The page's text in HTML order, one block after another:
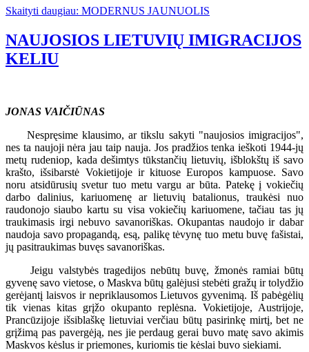
Skaityti daugiau: MODERNUS JAUNUOLIS
NAUJOSIOS LIETUVIŲ IMIGRACIJOS
KELIU
JONAS VAIČIŪNAS
Nespręsime klausimo, ar tikslu sakyti "naujosios imigracijos",
nes ta naujoji nėra jau taip nauja. Jos pradžios tenka ieškoti 1944-jų
metų rudeniop, kada dešimtys tūkstančių lietuvių, išblokštų iš savo
krašto, išsibarstė Vokietijoje ir kituose Europos kampuose. Savo
noru atsidūrusių svetur tuo metu vargu ar būta. Patekę į vokiečių
darbo dalinius, kariuomenę ar lietuvių batalionus, traukėsi nuo
raudonojo siaubo kartu su visa vokiečių kariuomene, tačiau tas jų
traukimasis irgi nebuvo savanoriškas. Okupantas naudojo ir dabar
naudoja savo propagandą, esą, palikę tėvynę tuo metu buvę fašistai,
jų pasitraukimas buvęs savanoriškas.
Jeigu valstybės tragedijos nebūtų buvę, žmonės ramiai būtų
gyvenę savo vietose, o Maskva būtų galėjusi stebėti gražų ir tolydžio
gerėjantį laisvos ir nepriklausomos Lietuvos gyvenimą. Iš pabėgėlių
tik vienas kitas grįžo okupanto replėsna. Vokietijoje, Austrijoje,
Prancūzijoje išsiblaškę lietuviai verčiau būtų pasirinkę mirtį, bet ne
grįžimą pas pavergėją, nes jie perdaug gerai buvo matę savo akimis
Maskvos kėslus ir priemones, kuriomis tie kėslai buvo siekiami.